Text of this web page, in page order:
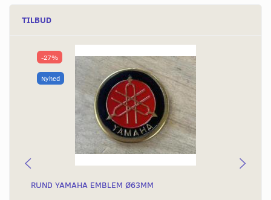
TILBUD
-27%
Nyhed
RUND YAMAHA EMBLEM Ø63MM